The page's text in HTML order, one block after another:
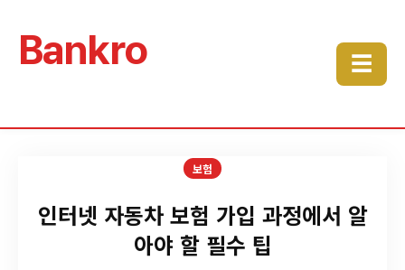
Bankro ☰
보험
인터넷 자동차 보험 가입 과정에서 알
아야 할 필수 팁